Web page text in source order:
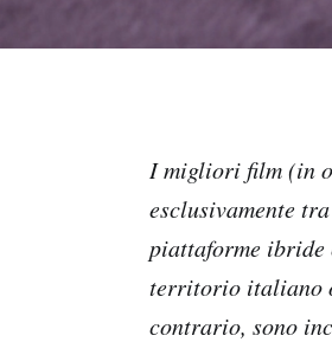
I migliori film (in
esclusivamente
piattaforme ibride
territorio italiano
contrario, sono